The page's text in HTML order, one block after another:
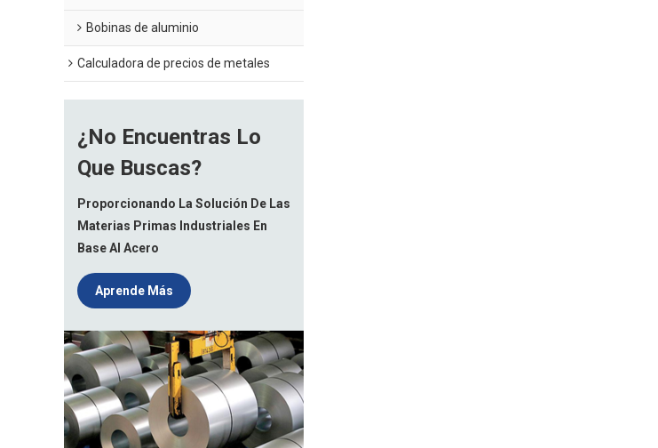
Bobinas de aluminio
Calculadora de precios de metales
¿No Encuentras Lo
Que Buscas?
Proporcionando La Solución De Las
Materias Primas Industriales En
Base Al Acero
Aprende Más